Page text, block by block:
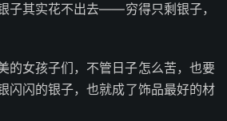
子其实花不出去——穷得只剩银子，
的女孩子们，不管日子怎么苦，也要
闪的银子，也就成了饰品最好的材